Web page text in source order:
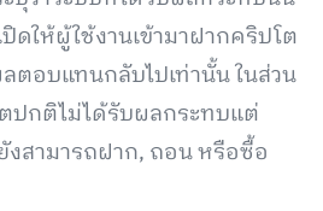
ดให้ผู้ใช้งานเข้ามาฝากคริปโต
ตอบแทนกลับไปเท่านั้น ในส่วน
ปกติไม่ได้รับผลกระทบแต่
งสามารถฝาก, ถอน หรือซื้อ